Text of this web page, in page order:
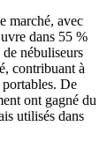
marché, avec
dans 55 %
nébuliseurs
contribuant à
De
ont gagné du
utilisés dans